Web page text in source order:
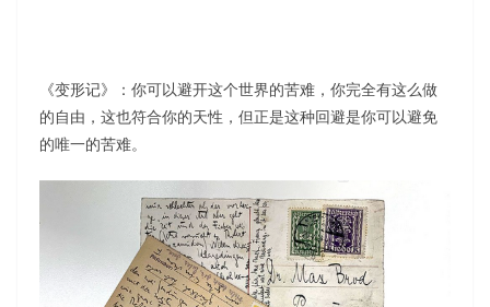
《变形记》：你可以避开这个世界的苦难，你完全有这么做
的自由，这也符合你的天性，但正是这种回避是你可以避免
的唯一的苦难。